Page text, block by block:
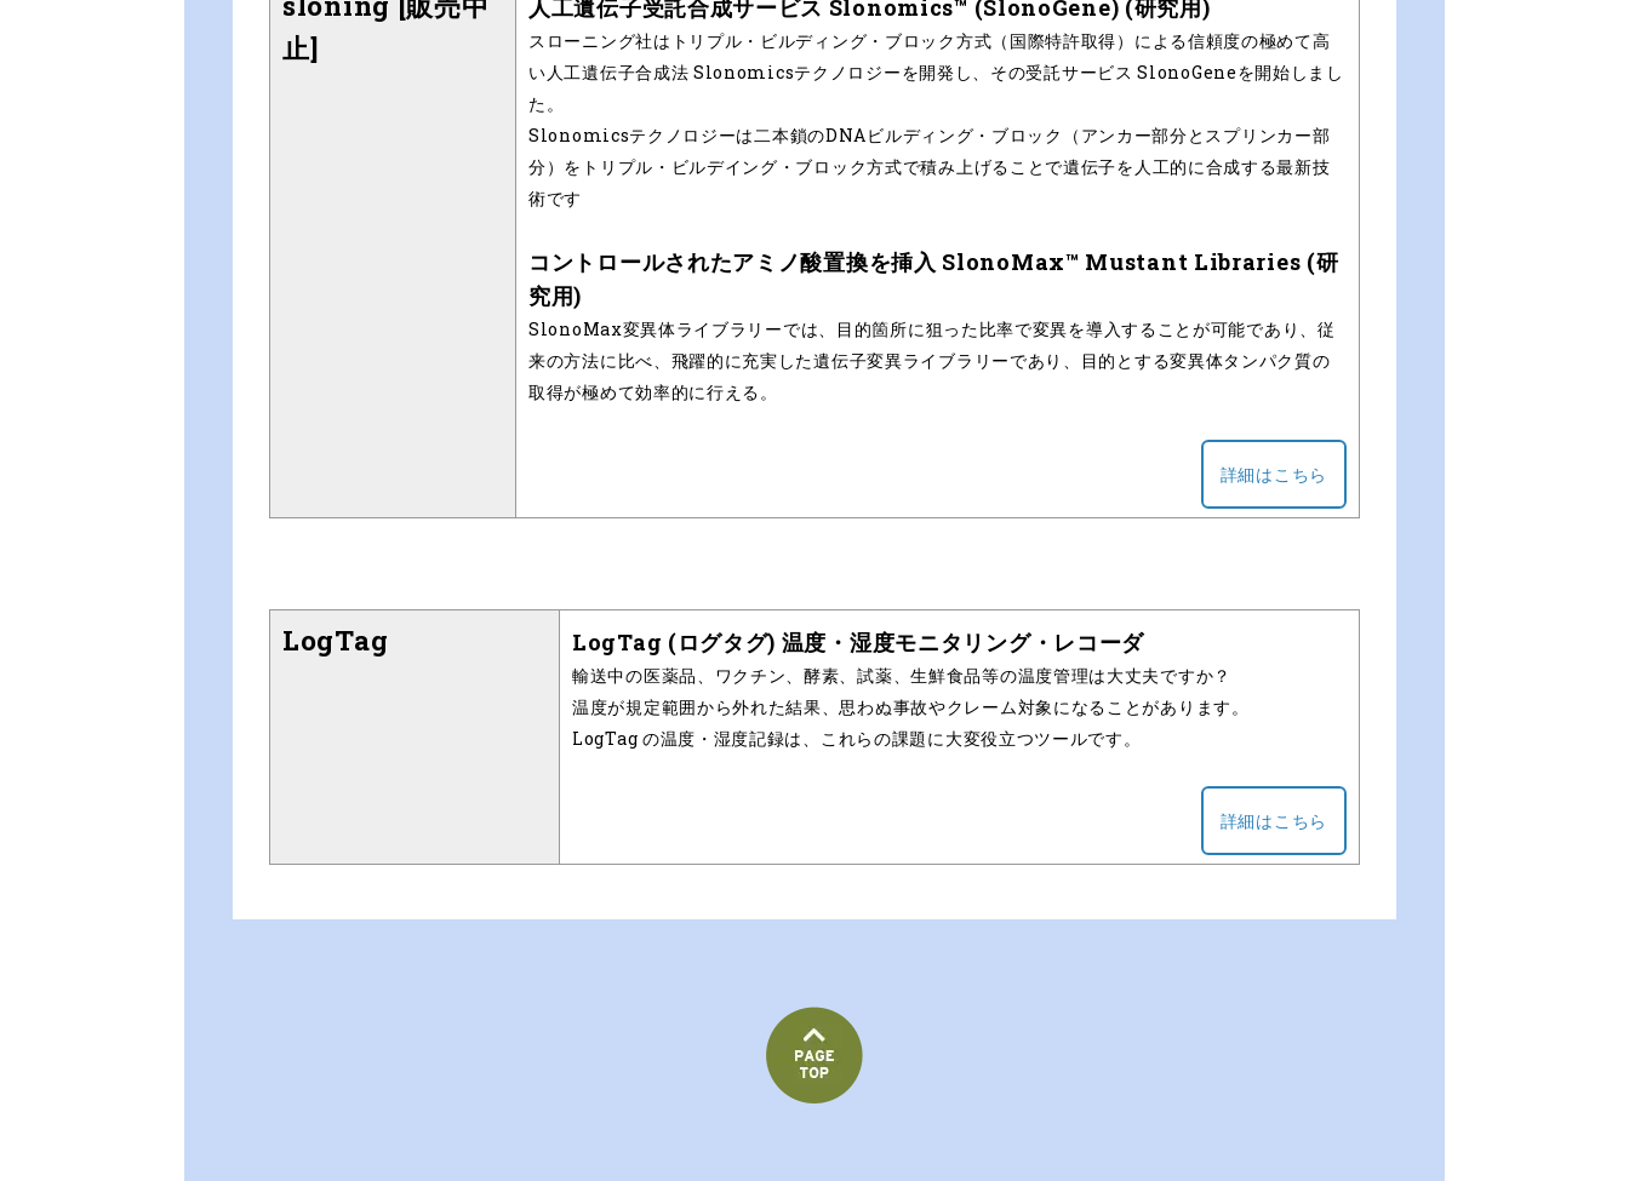
止]
人工遺伝子受託合成サービス Slonomics™ (SlonoGene) (研究用)
スローニング社はトリプル・ビルディング・ブロック方式（国際特許取得）による信頼度の極めて高
い人工遺伝子合成法 Slonomicsテクノロジーを開発し、その受託サービス SlonoGeneを開始しまし
た。
Slonomicsテクノロジーは二本鎖のDNAビルディング・ブロック（アンカー部分とスプリンカー部
分）をトリプル・ビルデイング・ブロック方式で積み上げることで遺伝子を人工的に合成する最新技
術です
コントロールされたアミノ酸置換を挿入 SlonoMax™ Mustant Libraries (研
究用)
SlonoMax変異体ライブラリーでは、目的箇所に狙った比率で変異を導入することが可能であり、従
来の方法に比べ、飛躍的に充実した遺伝子変異ライブラリーであり、目的とする変異体タンパク質の
取得が極めて効率的に行える。
詳細はこちら
LogTag LogTag (ログタグ) 温度・湿度モニタリング・レコーダ
輸送中の医薬品、ワクチン、酵素、試薬、生鮮食品等の温度管理は大丈夫ですか？
温度が規定範囲から外れた結果、思わぬ事故やクレーム対象になることがあります。
LogTag の温度・湿度記録は、これらの課題に大変役立つツールです。
詳細はこちら